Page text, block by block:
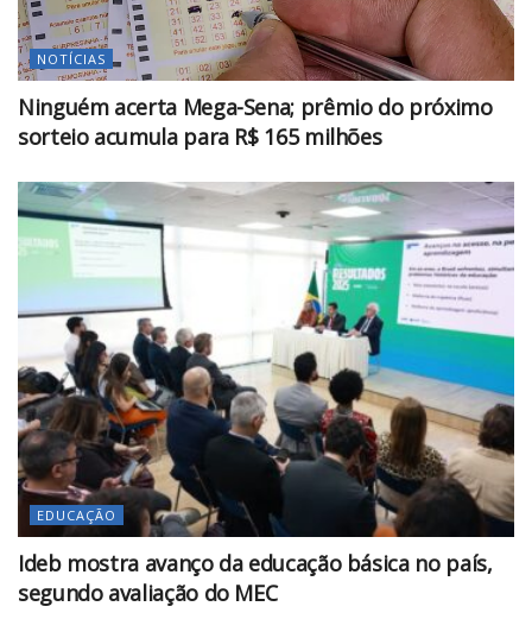
NOTÍCIAS
Ninguém acerta Mega-Sena; prêmio do próximo
sorteio acumula para R$ 165 milhões
EDUCAÇÃO
Ideb mostra avanço da educação básica no país,
segundo avaliação do MEC